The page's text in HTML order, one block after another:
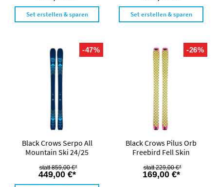
Set erstellen & sparen Set erstellen & sparen
-47%
Black Crows Serpo All
Mountain Ski 24/25
449,00 €*
859,00 €*
-26%
Black Crows Pilus Orb
Freebird Fell Skin
169,00 €*
229,00 €*